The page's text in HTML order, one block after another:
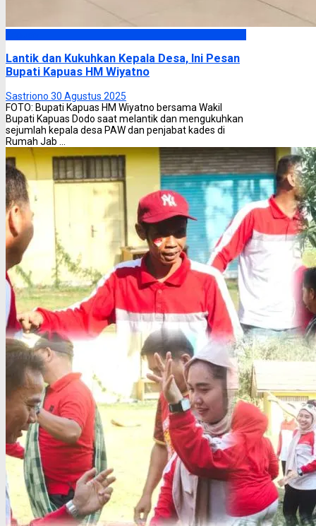
Lantik dan Kukuhkan Kepala Desa, Ini Pesan
Bupati Kapuas HM Wiyatno
Sastriono 30 Agustus 2025
FOTO: Bupati Kapuas HM Wiyatno bersama Wakil
Bupati Kapuas Dodo saat melantik dan mengukuhkan
sejumlah kepala desa PAW dan penjabat kades di
Rumah Jab ...